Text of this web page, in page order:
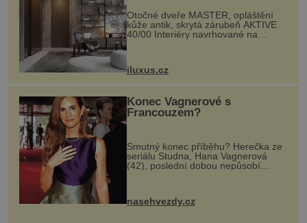
Otočné dveře MASTER, opláštění
kůže antik, skrytá zárubeň AKTIVE
40/00 Interiéry navrhované na
zakázku často vyžadují atypické
rozměry nejen nábytku, ale i
dnes umož...
iluxus.cz
Konec Vagnerové s
Francouzem?
Smutný konec příběhu? Herečka ze
seriálu Studna, Hana Vagnerová
(42), poslední dobou nepůsobí
nasehvezdy.cz